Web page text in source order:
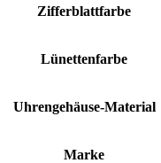
Zifferblattfarbe
Lünettenfarbe
Uhrengehäuse-Material
Marke